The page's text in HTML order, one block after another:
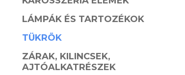
LÁMPÁK ÉS TARTOZÉKOK
TÜKRÖK
ZÁRAK, KILINCSEK,
AJTÓALKATRÉSZEK